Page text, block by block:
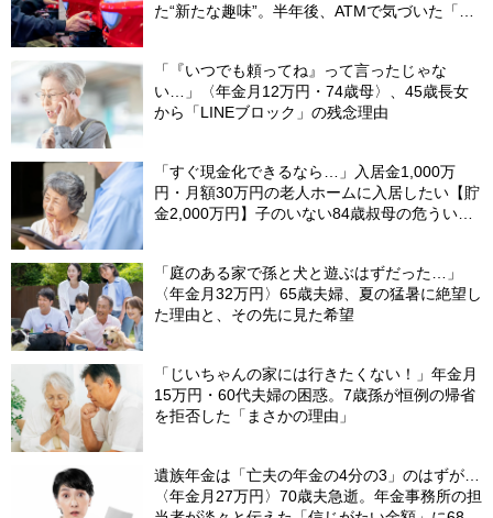
た“新たな趣味”。半年後、ATMで気づいた「異
「『いつでも頼ってね』って言ったじゃな
い…」〈年金月12万円・74歳母〉、45歳長女
から「LINEブロック」の残念理由
「すぐ現金化できるなら…」入居金1,000万
円・月額30万円の老人ホームに入居したい【貯
金2,000万円】子のいない84歳叔母の危うい決
「庭のある家で孫と犬と遊ぶはずだった…」
〈年金月32万円〉65歳夫婦、夏の猛暑に絶望し
た理由と、その先に見た希望
「じいちゃんの家には行きたくない！」年金月
15万円・60代夫婦の困惑。7歳孫が恒例の帰省
を拒否した「まさかの理由」
遺族年金は「亡夫の年金の4分の3」のはずが…
〈年金月27万円〉70歳夫急逝。年金事務所の担